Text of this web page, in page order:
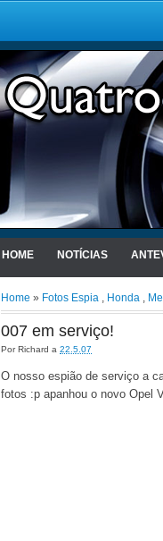
HOME NOTÍCIAS
Home » Fotos Espia , Honda ,
007 em serviço!
PorRichard a 22.5.07
O nosso espião de serviço a
fotos :p apanhou o novo Opel